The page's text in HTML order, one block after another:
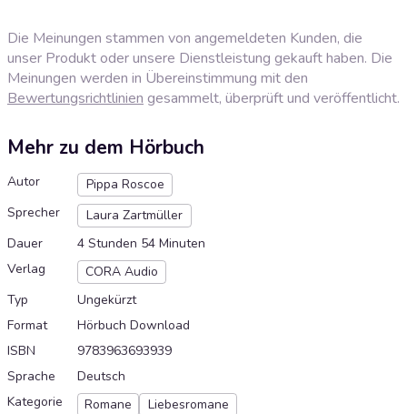
Die Meinungen stammen von angemeldeten Kunden, die
unser Produkt oder unsere Dienstleistung gekauft haben. Die
Meinungen werden in Übereinstimmung mit den
Bewertungsrichtlinien gesammelt, überprüft und veröffentlicht.
Mehr zu dem Hörbuch
Autor
Pippa Roscoe
Sprecher
Laura Zartmüller
Dauer
4 Stunden 54 Minuten
Verlag
CORA Audio
Typ
Ungekürzt
Format
Hörbuch Download
ISBN
9783963693939
Sprache
Deutsch
Kategorie
Romane Liebesromane